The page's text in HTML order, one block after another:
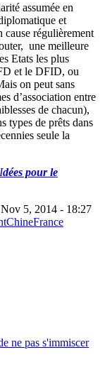
assumée en
et
cause régulièrement
une meilleure
Etats les plus
et le DFID, ou
on peut sans
d’association entre
de chacun),
types de prêts dans
seule la
Idées pour le
5, 2014 - 18:27
ChineFrance
ne pas s'immiscer